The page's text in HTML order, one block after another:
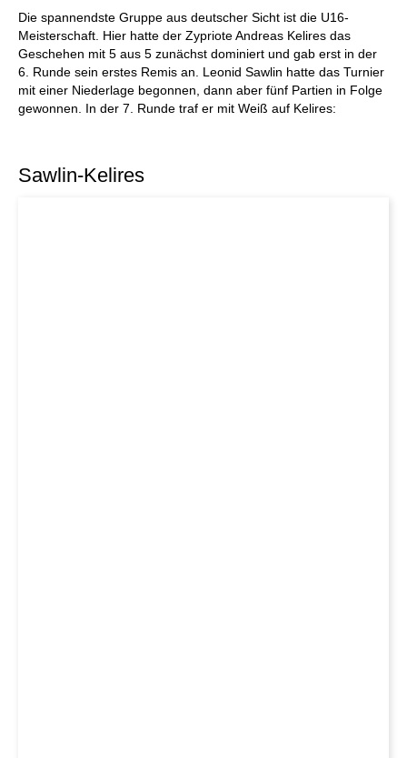
Die spannendste Gruppe aus deutscher Sicht ist die U16-
Meisterschaft. Hier hatte der Zypriote Andreas Kelires das
Geschehen mit 5 aus 5 zunächst dominiert und gab erst in der
6. Runde sein erstes Remis an. Leonid Sawlin hatte das Turnier
mit einer Niederlage begonnen, dann aber fünf Partien in Folge
gewonnen. In der 7. Runde traf er mit Weiß auf Kelires:
Sawlin-Kelires